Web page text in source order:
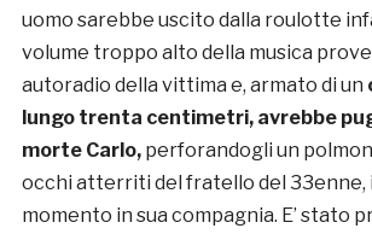
uomo sarebbe uscito dalla roulotte
volume troppo alto della musica
autoradio della vittima e, armato di un
lungo trenta centimetri, avrebbe
morte Carlo,perforandogli un
occhi atterriti del fratello del 33enne,
momento in sua compagnia. E’ stato